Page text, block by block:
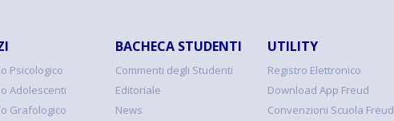
Psicologico
Adolescenti
Grafologico
BACHECA STUDENTI
Commenti degli Studenti
Editoriale
News
UTILITY
Registro Elettronico
Download App Freud
Convenzioni Scuola Freud